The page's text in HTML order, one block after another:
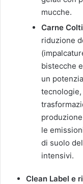
mucche.
Carne
riduzione
bistecche
un
tecnologie,
le
di suolo del
intensivi.
Clean Label e